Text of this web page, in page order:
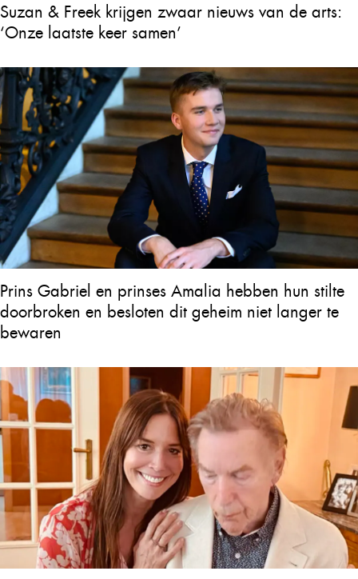
Suzan & Freek krijgen zwaar nieuws van de arts:
‘Onze laatste keer samen’
Prins Gabriel en prinses Amalia hebben hun stilte
doorbroken en besloten dit geheim niet langer te
bewaren